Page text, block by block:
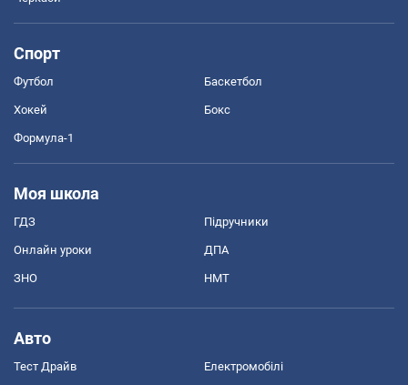
Спорт
Футбол Баскетбол
Хокей Бокс
Формула-1
Моя школа
ГДЗ Підручники
Онлайн уроки ДПА
ЗНО НМТ
Авто
Тест Драйв Електромобілі